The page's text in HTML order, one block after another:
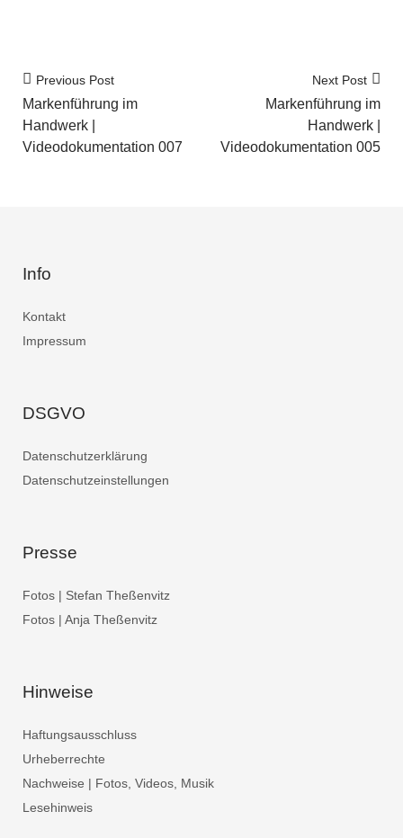
Previous Post
Markenführung im
Handwerk |
Videodokumentation 007
Next Post
Markenführung im
Handwerk |
Videodokumentation 005
Info
Kontakt
Impressum
DSGVO
Datenschutzerklärung
Datenschutzeinstellungen
Presse
Fotos | Stefan Theßenvitz
Fotos | Anja Theßenvitz
Hinweise
Haftungsausschluss
Urheberrechte
Nachweise | Fotos, Videos, Musik
Lesehinweis